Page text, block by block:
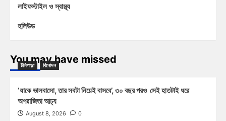
লাইফস্টাইল ও স্বাস্থ্য
হলিউড
You may have missed
টলিপাড়া বিনোদন
‘যাকে ভালবাসো, তার সবটা নিয়েই বাসবে’, ৩০ বছর পরও সেই হাতটাই ধরে
অপরাজিতা আঢ্য
August 8, 2026 0